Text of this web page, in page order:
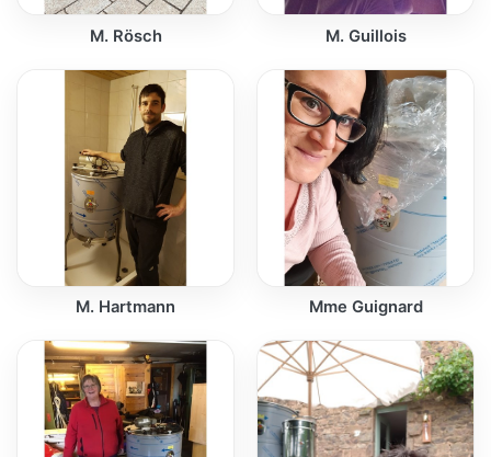
M. Rösch M. Guillois
M. Hartmann Mme Guignard